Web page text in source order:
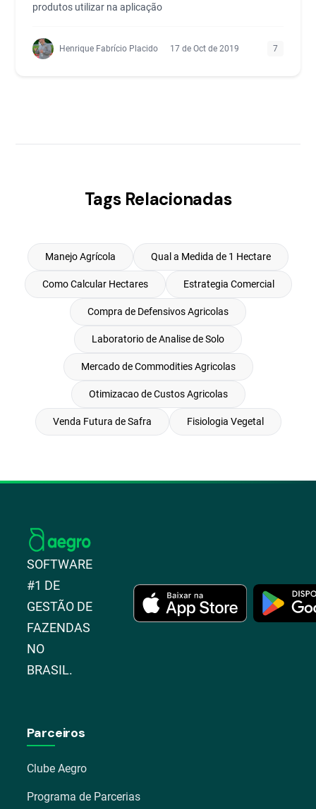
produtos utilizar na aplicação
Henrique Fabrício Placido 17 de Oct de 2019 7
Tags Relacionadas
Manejo Agrícola Qual a Medida de 1 Hectare
Como Calcular Hectares Estrategia Comercial
Compra de Defensivos Agricolas
Laboratorio de Analise de Solo
Mercado de Commodities Agricolas
Otimizacao de Custos Agricolas
Venda Futura de Safra Fisiologia Vegetal
SOFTWARE
#1 DE
GESTÃO DE
FAZENDAS
NO
BRASIL.
Parceiros
Clube Aegro
Programa de Parcerias